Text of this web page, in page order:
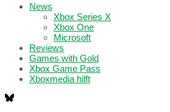
News
Xbox Series X
Xbox One
Microsoft
Reviews
Games with Gold
Xbox Game Pass
Xboxmedia hilft